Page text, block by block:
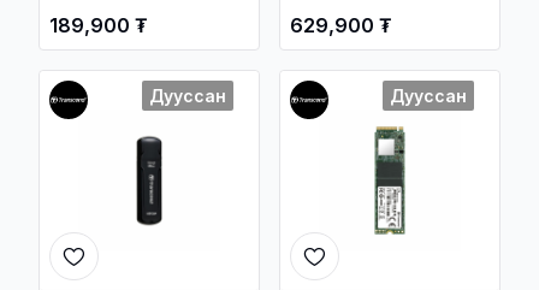
USB 3.1 Gen1 Flash
Drive
/TS128GJF780/
189,900 ₮
4800MHz SODIMM
Notebook Memory
/JM4800ASG-8G/
629,900 ₮
Дууссан Дууссан